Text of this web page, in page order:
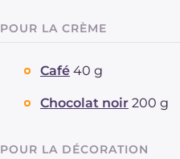
POUR LA CRÈME
Café 40 g
Chocolat noir 200 g
POUR LA DÉCORATION